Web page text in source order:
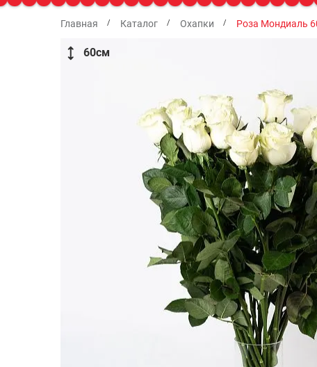
Главная Каталог Охапки Роза Мондиаль
60см